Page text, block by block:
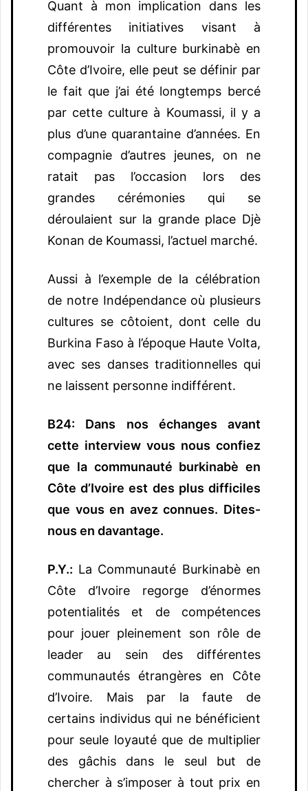
Quant à mon implication dans les
différentes initiatives visant à
promouvoir la culture burkinabè en
Côte d’Ivoire, elle peut se définir par
le fait que j’ai été longtemps bercé
par cette culture à Koumassi, il y a
plus d’une quarantaine d’années. En
compagnie d’autres jeunes, on ne
ratait pas l’occasion lors des
grandes cérémonies qui se
déroulaient sur la grande place Djè
Konan de Koumassi, l’actuel marché.
Aussi à l’exemple de la célébration
de notre Indépendance où plusieurs
cultures se côtoient, dont celle du
Burkina Faso à l’époque Haute Volta,
avec ses danses traditionnelles qui
ne laissent personne indifférent.
B24: Dans nos échanges avant
cette interview vous nous confiez
que la communauté burkinabè en
Côte d’Ivoire est des plus difficiles
que vous en avez connues. Dites-
nous en davantage.
P.Y.: La Communauté Burkinabè en
Côte d’Ivoire regorge d’énormes
potentialités et de compétences
pour jouer pleinement son rôle de
leader au sein des différentes
communautés étrangères en Côte
d’Ivoire. Mais par la faute de
certains individus qui ne bénéficient
pour seule loyauté que de multiplier
des gâchis dans le seul but de
chercher à s’imposer à tout prix en